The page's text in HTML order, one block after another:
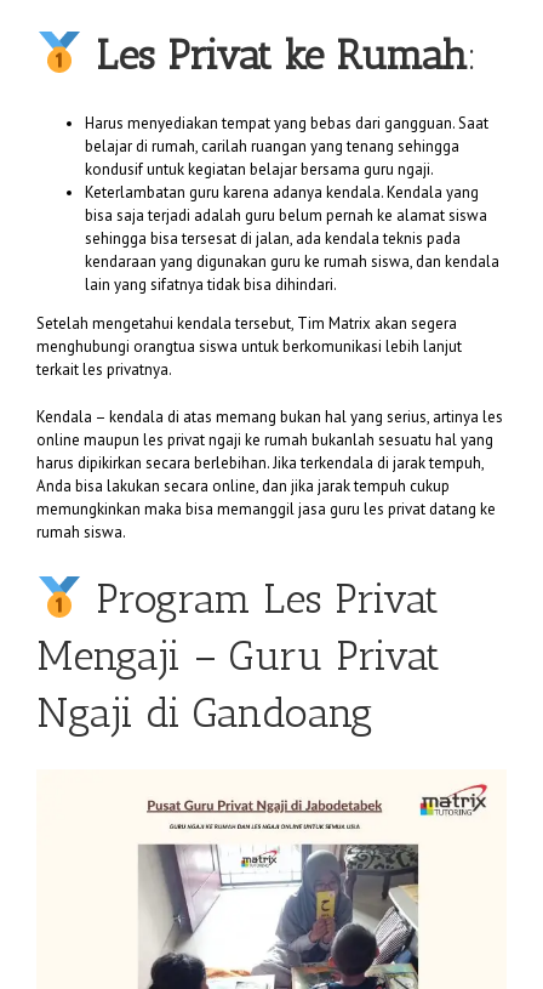
Les Privat ke Rumah:
Harus menyediakan tempat yang bebas dari gangguan. Saat
belajar di rumah, carilah ruangan yang tenang sehingga
kondusif untuk kegiatan belajar bersama guru ngaji.
Keterlambatan guru karena adanya kendala. Kendala yang
bisa saja terjadi adalah guru belum pernah ke alamat siswa
sehingga bisa tersesat di jalan, ada kendala teknis pada
kendaraan yang digunakan guru ke rumah siswa, dan kendala
lain yang sifatnya tidak bisa dihindari.
Setelah mengetahui kendala tersebut, Tim Matrix akan segera
menghubungi orangtua siswa untuk berkomunikasi lebih lanjut
terkait les privatnya.
Kendala – kendala di atas memang bukan hal yang serius, artinya les
online maupun les privat ngaji ke rumah bukanlah sesuatu hal yang
harus dipikirkan secara berlebihan. Jika terkendala di jarak tempuh,
Anda bisa lakukan secara online, dan jika jarak tempuh cukup
memungkinkan maka bisa memanggil jasa guru les privat datang ke
rumah siswa.
Program Les Privat
Mengaji – Guru Privat
Ngaji di Gandoang